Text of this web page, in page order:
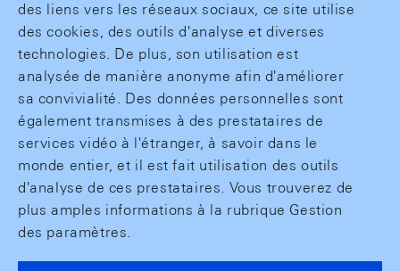
des liens vers les réseaux sociaux, ce site utilise
des cookies, des outils d'analyse et diverses
technologies. De plus, son utilisation est
analysée de manière anonyme afin d'améliorer
sa convivialité. Des données personnelles sont
également transmises à des prestataires de
services vidéo à l'étranger, à savoir dans le
monde entier, et il est fait utilisation des outils
d'analyse de ces prestataires. Vous trouverez de
plus amples informations à la rubrique Gestion
des paramètres.